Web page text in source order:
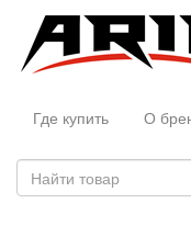
Где купить О